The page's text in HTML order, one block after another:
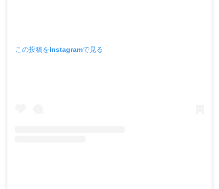
この投稿をInstagramで見る